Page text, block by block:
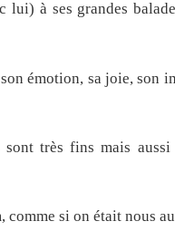
à ses grandes
émotion, sa joie, son
très fins mais
comme si on était nous